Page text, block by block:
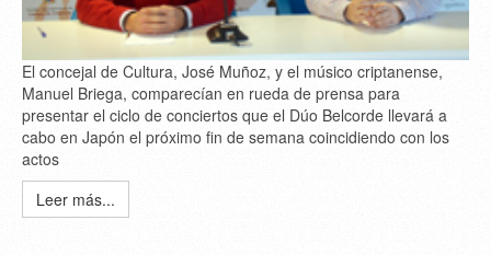
El concejal de Cultura, José Muñoz, y el músico criptanense,
Manuel Briega, comparecían en rueda de prensa para
presentar el ciclo de conciertos que el Dúo Belcorde llevará a
cabo en Japón el próximo fin de semana coincidiendo con los
actos
Leer más...